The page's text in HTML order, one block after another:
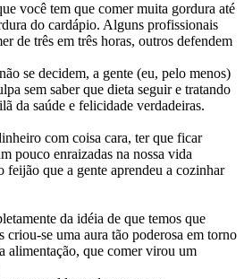
você tem que comer muita gordura até
do cardápio. Alguns profissionais
de três em três horas, outros defendem
se decidem, a gente (eu, pelo menos)
sem saber que dieta seguir e tratando
da saúde e felicidade verdadeiras.
com coisa cara, ter que ficar
pouco enraizadas na nossa vida
feijão que a gente aprendeu a cozinhar
da idéia de que temos que
criou-se uma aura tão poderosa em torno
alimentação, que comer virou um